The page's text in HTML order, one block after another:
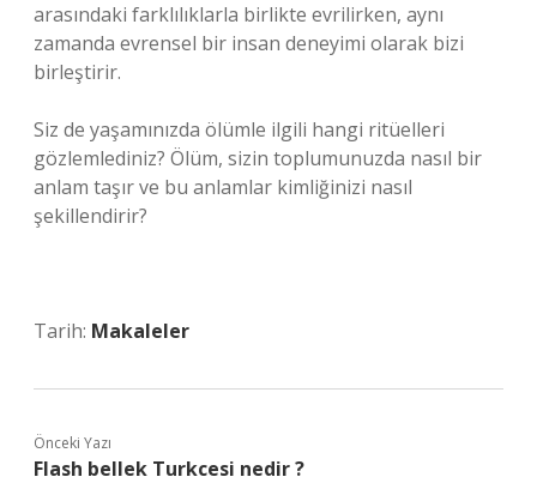
arasındaki farklılıklarla birlikte evrilirken, aynı
zamanda evrensel bir insan deneyimi olarak bizi
birleştirir.
Siz de yaşamınızda ölümle ilgili hangi ritüelleri
gözlemlediniz? Ölüm, sizin toplumunuzda nasıl bir
anlam taşır ve bu anlamlar kimliğinizi nasıl
şekillendirir?
Tarih: Makaleler
Önceki Yazı
Flash bellek Turkcesi nedir ?